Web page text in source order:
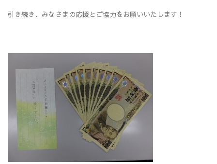
引き続き、みなさまの応援とご協力をお願いいたします！